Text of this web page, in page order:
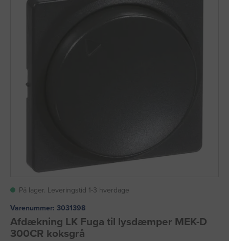
På lager. Leveringstid 1-3 hverdage
Varenummer: 3031398
Afdækning LK Fuga til lysdæmper MEK-D
300CR koksgrå